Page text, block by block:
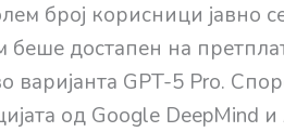
број корисници јавно
беше достапен на
варијанта GPT-5 Pro.
од Google DeepMind